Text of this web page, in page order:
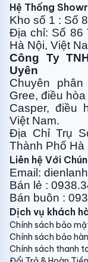
Bơm nước
Máyđiều hòa
18000BTU S-
thể bơm lên đến
giúp bố trí
tốt hơn.
Độ bền cao,
Điều hòa nối
18000BTU S-
được phủ một
nhiệt tốt, chống
người tiêu dùng
Môi chất
Gas R32 là môi
hiện nay. Vì vậy
Hệ Thống
Kho số 1 : Số
Địa chỉ: Số 86
Hà Nội, Việt
Công Ty
Uyên
Chuyên
Gree, điều
Casper, điều
Việt Nam.
Địa Chỉ Trụ
Thành Phố Hà
Liên hệ Với
Email:
Bán lẻ :
Bán buôn :
Dịch vụ khách
Chính sách bảo
Chính sách bảo
Chính sách thanh